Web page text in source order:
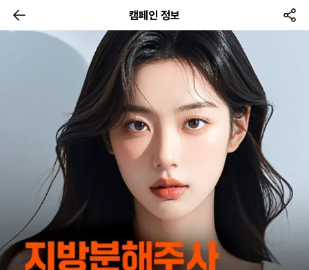
캠페인 정보